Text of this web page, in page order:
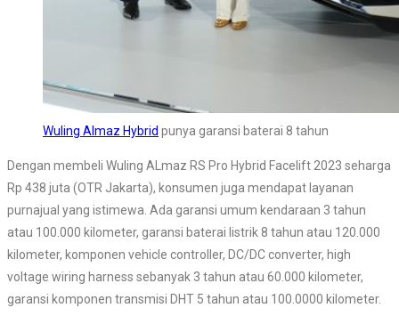
Wuling Almaz Hybrid punya garansi baterai 8 tahun
Dengan membeli Wuling ALmaz RS Pro Hybrid Facelift 2023 seharga
Rp 438 juta (OTR Jakarta), konsumen juga mendapat layanan
purnajual yang istimewa. Ada garansi umum kendaraan 3 tahun
atau 100.000 kilometer, garansi baterai listrik 8 tahun atau 120.000
kilometer, komponen vehicle controller, DC/DC converter, high
voltage wiring harness sebanyak 3 tahun atau 60.000 kilometer,
garansi komponen transmisi DHT 5 tahun atau 100.0000 kilometer.